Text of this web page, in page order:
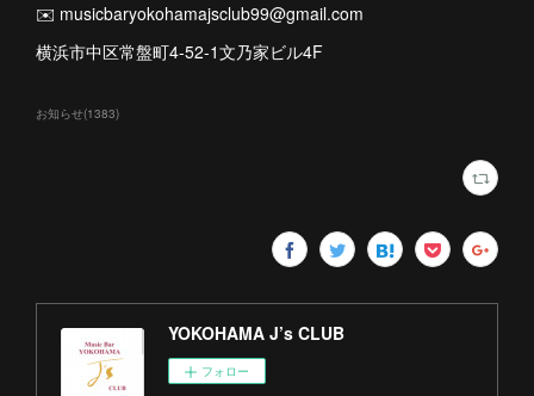
✉️ musicbaryokohamajsclub99@gmail.com
横浜市中区常盤町4-52-1文乃家ビル4F
お知らせ(1383)
YOKOHAMA J’s CLUB
フォロー